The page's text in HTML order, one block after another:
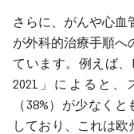
さらに、がんや心血
が外科的治療手順へ
ています。例えば
2021」によると
（38%）が少なく
しており、これは欧